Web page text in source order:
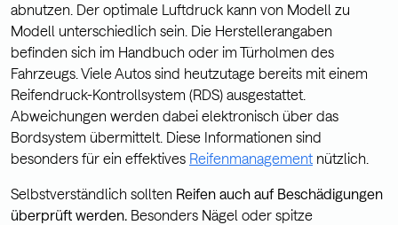
abnutzen. Der optimale Luftdruck kann von Modell zu
Modell unterschiedlich sein. Die Herstellerangaben
befinden sich im Handbuch oder im Türholmen des
Fahrzeugs. Viele Autos sind heutzutage bereits mit einem
Reifendruck-Kontrollsystem (RDS) ausgestattet.
Abweichungen werden dabei elektronisch über das
Bordsystem übermittelt. Diese Informationen sind
besonders für ein effektives Reifenmanagement nützlich.
Selbstverständlich sollten Reifen auch auf Beschädigungen
überprüft werden. Besonders Nägel oder spitze